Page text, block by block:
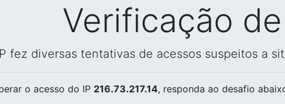
Verificação
fez diversas tentativas de acessos suspeitos a
o acesso do IP 216.73.217.14, responda ao desafio